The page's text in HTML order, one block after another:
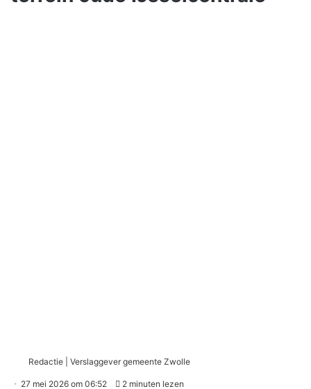
Redactie | Verslaggever gemeente Zwolle
27 mei 2026 om 06:52 2 minuten lezen